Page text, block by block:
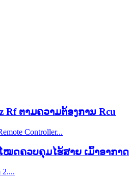
Rf ຕາມຄວາມຕ້ອງການ Rcu
ໝດຄວບຄຸມໄຮ້ສາຍ ເມົ້າອາກາດ